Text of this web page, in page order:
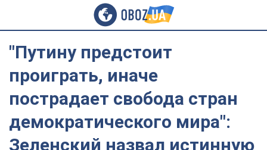
"Путину предстоит
проиграть, иначе
пострадает свобода стран
демократического мира":
Зеленский назвал истинную